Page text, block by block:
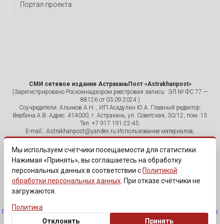
Портал проекта
СМИ сетевое издание АстраханьПост «Astrakhanpost»
(Зарегистрировано Роскомнадзором реестровая запись: ЭЛ № ФС 77 —
88126 от 03.09.2024.)
Соучредители: Алымов А.Н. , ИП Асадулин Ю.А. Главный редактор:
Вербина А.В. Адрес: 414000, г. Астрахань, ул. Советская, 30/12, пом. 15
Тел. +7 917 191-22-45.
E-mail.: Astrakhanpost@yandex.ru Использование материалов,
размещенных на страницах сетевого издания «Astrakhanpost»,
допускается исключительно с указанием источника и публикацией
активной гиперссылки на портал Astrakhanpost.ru. Комментарии
читателей сайта размещаются без предварительного редактирования.
Редакция оставляет за собой право удалить их с сайта или
отредактировать, если указанные сообщения нарушают законы РФ.
«САЙТ ПРЕДНАЗНАЧЕН ДЛЯ АУДИТОРИИ 18+»
Политика обработки персональных данных·Изменить согласие на cookies
Мы используем счётчики посещаемости для статистики.
Нажимая «Принять», вы соглашаетесь на обработку
персональных данных в соответствии с Политикой
обработки персональных данных . При отказе счётчики не
загружаются.
Политика
Отклонить
Принять